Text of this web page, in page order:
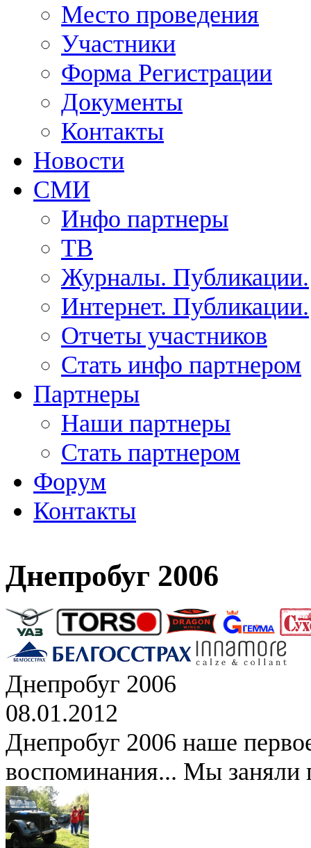
Место проведения
Участники
Форма Регистрации
Документы
Контакты
Новости
СМИ
Инфо партнеры
ТВ
Журналы. Публикации.
Интернет. Публикации.
Отчеты участников
Стать инфо партнером
Партнеры
Наши партнеры
Стать партнером
Форум
Контакты
Днепробуг 2006
Днепробуг 2006
08.01.2012
Днепробуг 2006 наше
воспоминания... Мы заняли